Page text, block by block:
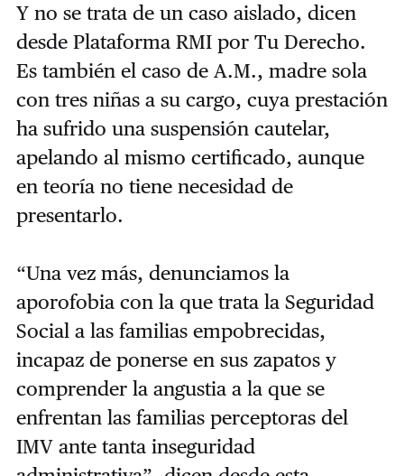
Y no se trata de un caso aislado, dicen
desde Plataforma RMI por Tu Derecho.
Es también el caso de A.M., madre sola
con tres niñas a su cargo, cuya prestación
ha sufrido una suspensión cautelar,
apelando al mismo certificado, aunque
en teoría no tiene necesidad de
presentarlo.
“Una vez más, denunciamos la
aporofobia con la que trata la Seguridad
Social a las familias empobrecidas,
incapaz de ponerse en sus zapatos y
comprender la angustia a la que se
enfrentan las familias perceptoras del
IMV ante tanta inseguridad